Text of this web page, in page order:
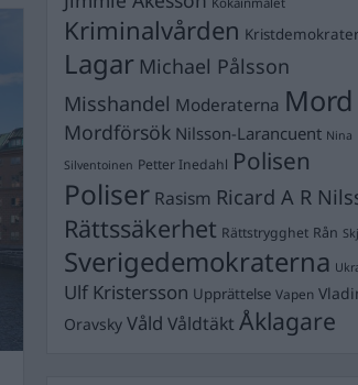
Kriminalvården
Lagar Michael Pålsson
Misshandel Moderaterna Mord
Mordförsök Nilsson-Larancuent Nina
Silventoinen Petter Inedahl Polisen
Poliser Rasism Ricard A R
Rättssäkerhet Rättstrygghet Rån
Sverigedemokraterna
Ulf Kristersson Upprättelse Vapen
Oravsky Våld Våldtäkt Åklagare